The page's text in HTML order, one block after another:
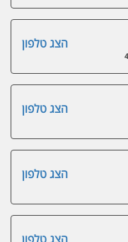
הצג טלפון
הצג טלפון
הצג טלפון